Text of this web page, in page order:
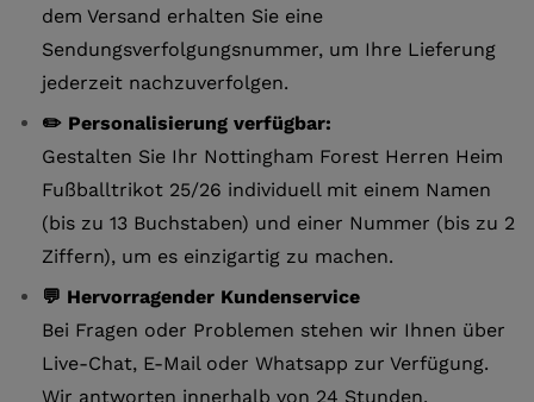
dem Versand erhalten Sie eine
Sendungsverfolgungsnummer, um Ihre Lieferung
jederzeit nachzuverfolgen.
✏️ Personalisierung verfügbar:
Gestalten Sie Ihr Nottingham Forest Herren Heim
Fußballtrikot 25/26 individuell mit einem Namen
(bis zu 13 Buchstaben) und einer Nummer (bis zu 2
Ziffern), um es einzigartig zu machen.
💬 Hervorragender Kundenservice
Bei Fragen oder Problemen stehen wir Ihnen über
Live-Chat, E-Mail oder Whatsapp zur Verfügung.
Wir antworten innerhalb von 24 Stunden.